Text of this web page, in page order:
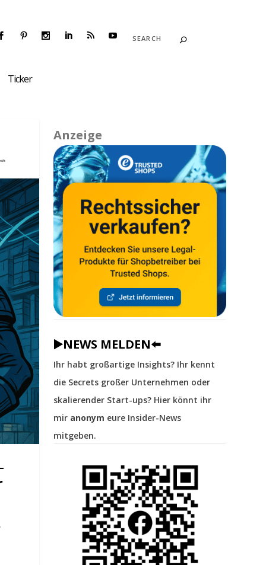
Ticker
Anzeige
▶️NEWS MELDEN⬅️
Ihr habt großartige Insights? Ihr kennt
die Secrets großer Unternehmen oder
skalierender Start-ups? Hier könnt ihr
mir anonym eure Insider-News
mitgeben.